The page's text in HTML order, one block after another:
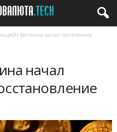
биткоина начал постепенное
начал